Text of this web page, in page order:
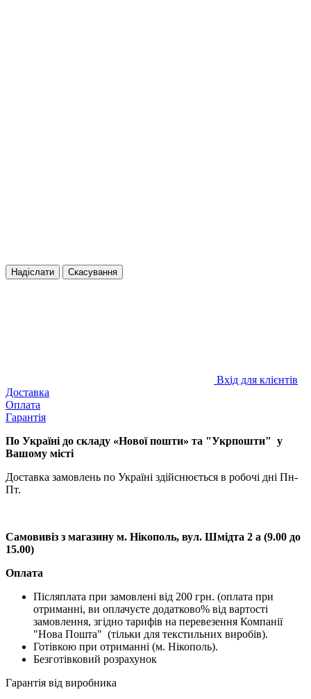
Надіслати Скасування
Вхід для клієнтів
Доставка
Оплата
Гарантія
По Україні до складу «Нової пошти» та "Укрпошти" у
Вашому місті
Доставка замовлень по Україні здійснюється в робочі дні Пн-
Пт.
Самовивіз з магазину м. Нікополь, вул. Шмідта 2 а (9.00 до
15.00)
Оплата
Післяплата при замовлені від 200 грн. (оплата при
отриманні, ви оплачуєте додатково% від вартості
замовлення, згідно тарифів на перевезення Компанії
"Нова Пошта" (тільки для текстильних виробів).
Готівкою при отриманні (м. Нікополь).
Безготівковий розрахунок
Гарантія від виробника